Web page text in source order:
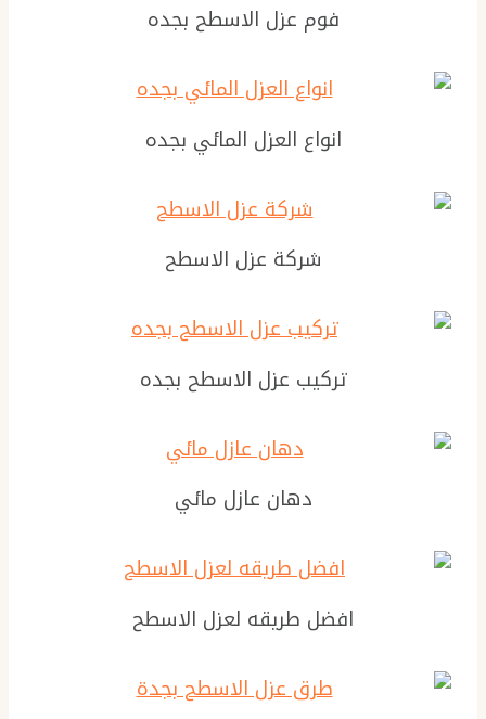
فوم عزل الاسطح بجده
انواع العزل المائي بجده
شركة عزل الاسطح
تركيب عزل الاسطح بجده
دهان عازل مائي
افضل طريقه لعزل الاسطح